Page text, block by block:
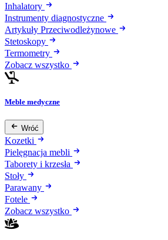
Inhalatory
Instrumenty diagnostyczne
Artykuły Przeciwodleżynowe
Stetoskopy
Termometry
Zobacz wszystko
Meble medyczne
Wróć
Kozetki
Pielęgnacja mebli
Taborety i krzesła
Stoły
Parawany
Fotele
Zobacz wszystko